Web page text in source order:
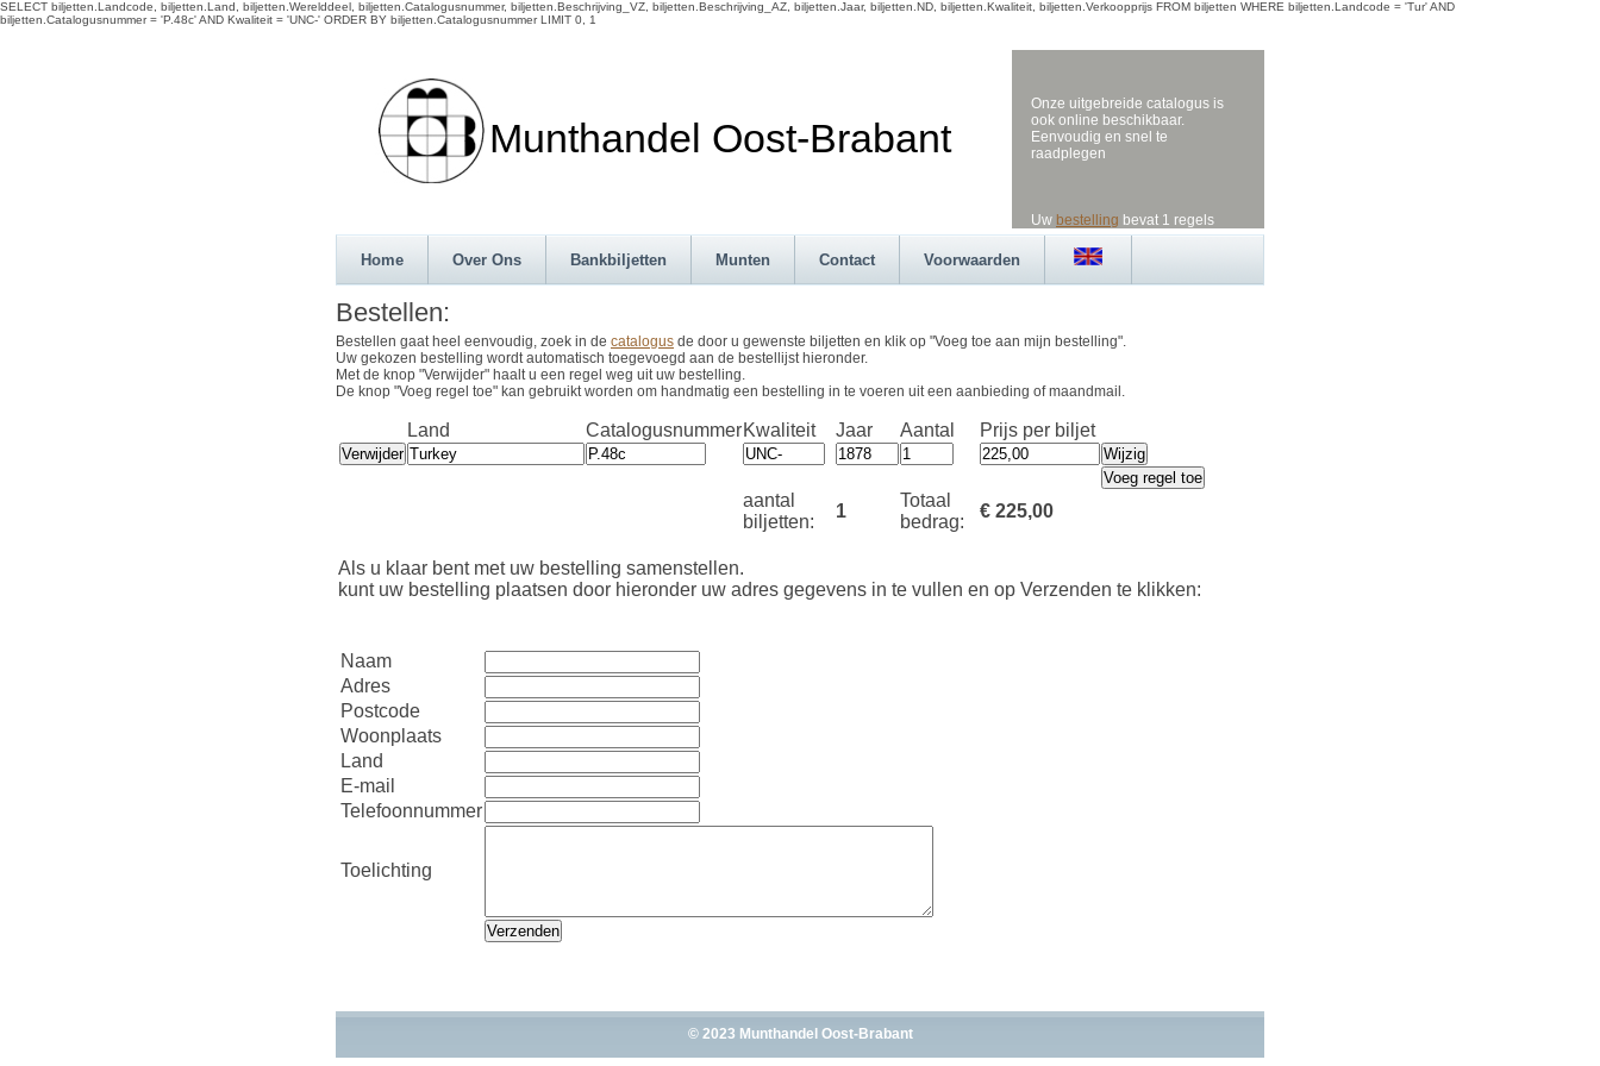
SELECT biljetten.Landcode, biljetten.Land, biljetten.Werelddeel, biljetten.Catalogusnummer, biljetten.Beschrijving_VZ, biljetten.Beschrijving_AZ, biljetten.Jaar, biljetten.ND, biljetten.Kwaliteit, biljetten.Verkoopprijs FROM biljetten WHERE biljetten.Landcode = 'Tur' AND
biljetten.Catalogusnummer = 'P.48c' AND Kwaliteit = 'UNC-' ORDER BY biljetten.Catalogusnummer LIMIT 0, 1
Munthandel Oost-Brabant
Onze uitgebreide catalogus is
ook online beschikbaar.
Eenvoudig en snel te
raadplegen
Uw bestelling bevat 1 regels
Home Over Ons Bankbiljetten Munten Contact Voorwaarden
Bestellen:
Bestellen gaat heel eenvoudig, zoek in de catalogus de door u gewenste biljetten en klik op "Voeg toe aan mijn bestelling".
Uw gekozen bestelling wordt automatisch toegevoegd aan de bestellijst hieronder.
Met de knop "Verwijder" haalt u een regel weg uit uw bestelling.
De knop "Voeg regel toe" kan gebruikt worden om handmatig een bestelling in te voeren uit een aanbieding of maandmail.
Land CatalogusnummerKwaliteit Jaar Aantal Prijs per biljet
aantal
biljetten:
1
Totaal
bedrag:
€ 225,00
Als u klaar bent met uw bestelling samenstellen.
kunt uw bestelling plaatsen door hieronder uw adres gegevens in te vullen en op Verzenden te klikken:
Naam
Adres
Postcode
Woonplaats
Land
E-mail
Telefoonnummer
Toelichting
© 2023 Munthandel Oost-Brabant